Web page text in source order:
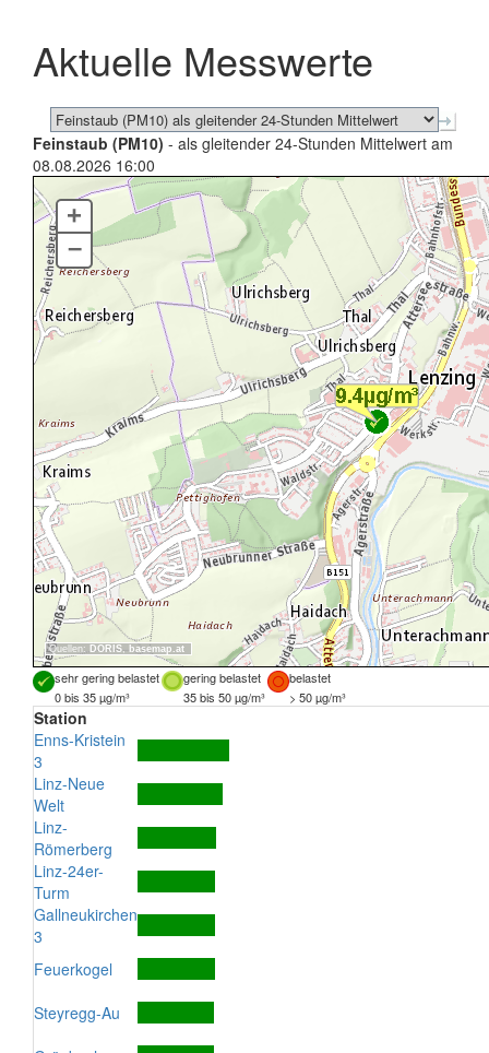
schließen
Aktuelle Messwerte
Feinstaub (PM10) - als gleitender 24-Stunden Mittelwert am
08.08.2026 16:00
Quellen: DORIS, basemap.at
+
–
sehr gering belastet gering belastet
belastet
0 bis 35 µg/m³
35 bis 50 µg/m³ > 50 µg/m³
Station
Enns-Kristein
3
Linz-Neue
Welt
Linz-
Römerberg
Linz-24er-
Turm
Gallneukirchen
3
Feuerkogel
Steyregg-Au